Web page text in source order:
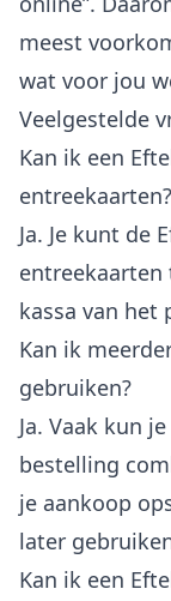
meest
wat voor jou
Veelgestelde
Kan ik een
entreekaarten?
Ja. Je kunt de
kassa van het
Kan ik
gebruiken?
Ja. Vaak kun
bestelling
je aankoop
later
Kan ik een